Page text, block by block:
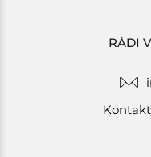
RÁDI